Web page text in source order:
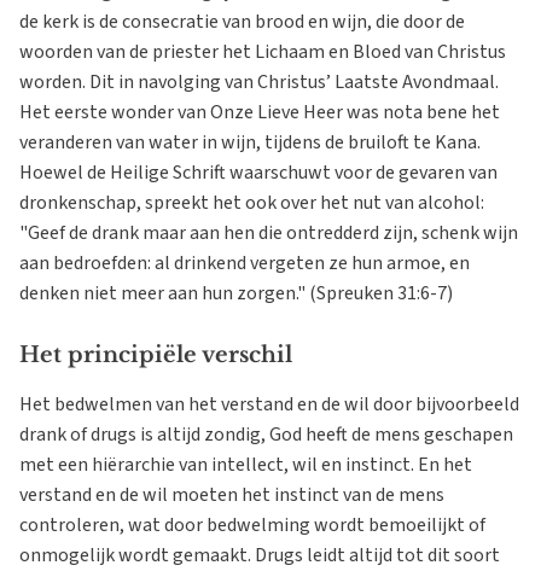
de kerk is de consecratie van brood en wijn, die door de
woorden van de priester het Lichaam en Bloed van Christus
worden. Dit in navolging van Christus’ Laatste Avondmaal.
Het eerste wonder van Onze Lieve Heer was nota bene het
veranderen van water in wijn, tijdens de bruiloft te Kana.
Hoewel de Heilige Schrift waarschuwt voor de gevaren van
dronkenschap, spreekt het ook over het nut van alcohol:
"Geef de drank maar aan hen die ontredderd zijn, schenk wijn
aan bedroefden: al drinkend vergeten ze hun armoe, en
denken niet meer aan hun zorgen." (Spreuken 31:6-7)
Het principiële verschil
Het bedwelmen van het verstand en de wil door bijvoorbeeld
drank of drugs is altijd zondig, God heeft de mens geschapen
met een hiërarchie van intellect, wil en instinct. En het
verstand en de wil moeten het instinct van de mens
controleren, wat door bedwelming wordt bemoeilijkt of
onmogelijk wordt gemaakt. Drugs leidt altijd tot dit soort